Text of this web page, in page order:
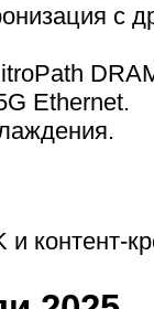
с
Ethernet.
контент-